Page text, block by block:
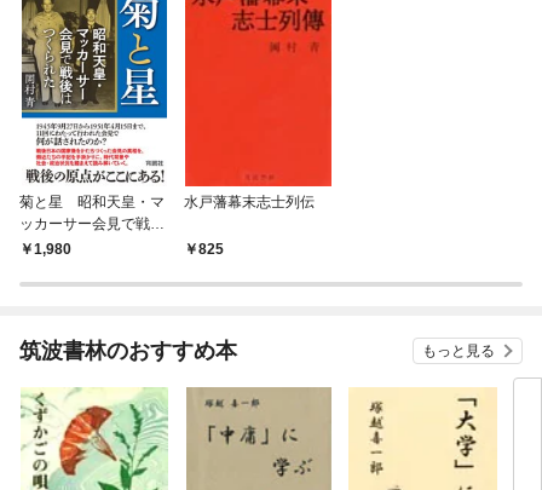
菊と星 昭和天皇・マ
ッカーサー会見で戦後
はつくられた
1,980
水戸藩幕末志士列伝
825
筑波書林のおすすめ本 もっと見る